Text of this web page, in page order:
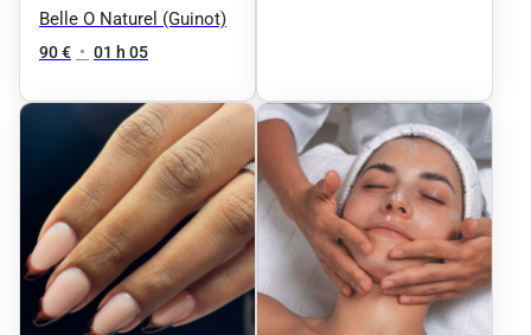
Signature corps et
visage
Belle O Naturel (Guinot)
90 € • 01 h 05